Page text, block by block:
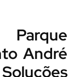
André